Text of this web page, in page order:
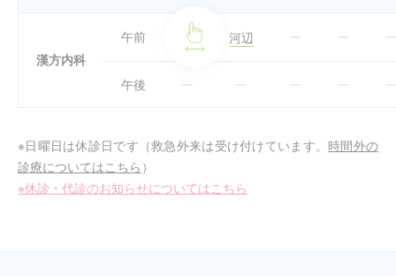
漢方内科
午前 河辺
午後
※日曜日は休診日です（救急外来は受け付けています。 時間外の
診療についてはこちら ）
※休診・代診のお知らせについてはこちら